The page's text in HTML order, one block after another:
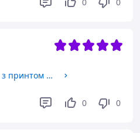
Футболка LOYS бавовняна з принтом Armani армані sk8 Art.005 XS
0 0